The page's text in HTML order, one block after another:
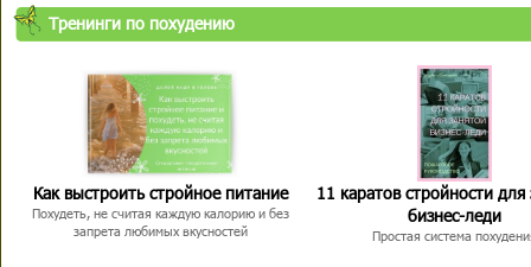
Тренинги по похудению
Как выстроить стройное питание
Похудеть, не считая каждую калорию и без
запрета любимых вкусностей
11 каратов стройности для
бизнес-леди
Простая система